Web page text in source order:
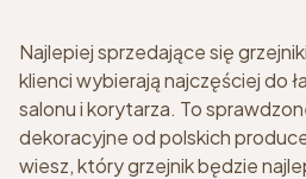
Najlepiej sprzedające się
klienci wybierają najczęściej do
salonu i korytarza. To
dekoracyjne od polskich
wiesz, który grzejnik będzie